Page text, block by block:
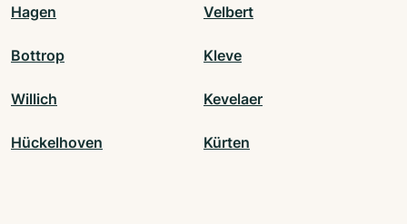
Hagen Velbert
Bottrop Kleve
Willich Kevelaer
Hückelhoven Kürten